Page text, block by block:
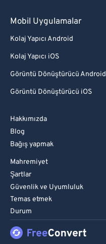
Mobil Uygulamalar
Kolaj Yapıcı Android
Kolaj Yapıcı iOS
Görüntü Dönüştürücü Android
Görüntü Dönüştürücü iOS
Hakkımızda
Blog
Bağış yapmak
Mahremiyet
Şartlar
Güvenlik ve Uyumluluk
Temas etmek
Durum